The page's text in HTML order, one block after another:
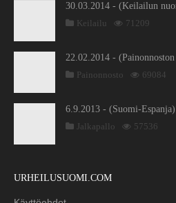
30.03.2014 - (Keilailun
Keilailu
71209
22.02.2014 -
Painonnosto
69084
6.9.2013 - (Suomi-Espanja)
Jalkapallo
57536
URHEILUSUOMI.COM